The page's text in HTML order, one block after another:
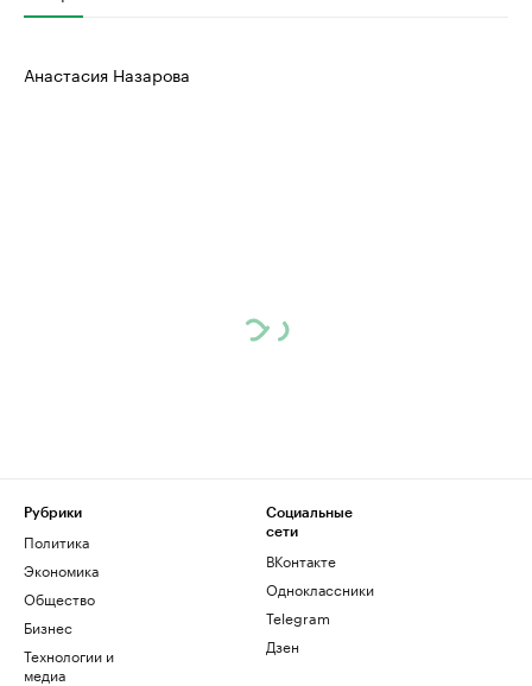
Анастасия Назарова
Рубрики
Политика
Экономика
Общество
Бизнес
Технологии и
медиа
Социальные
сети
ВКонтакте
Одноклассники
Telegram
Дзен